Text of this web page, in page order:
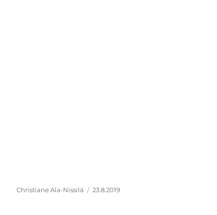
Kirjoittaja
Christiane Ala-Nissilä Julkaistu
23.8.2019